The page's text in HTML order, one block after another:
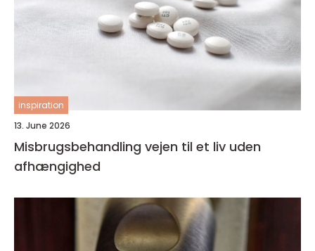
inspiration
13. June 2026
Misbrugsbehandling vejen til et liv uden
afhængighed